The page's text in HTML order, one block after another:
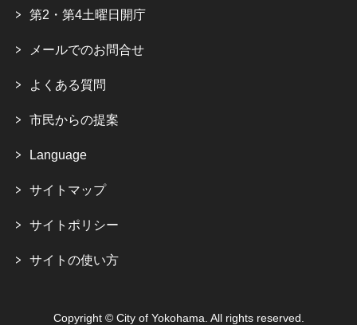
第2・第4土曜日開庁
メールでのお問合せ
よくある質問
市民からの提案
Language
サイトマップ
サイトポリシー
サイトの使い方
Copyright © City of Yokohama. All rights reserved.